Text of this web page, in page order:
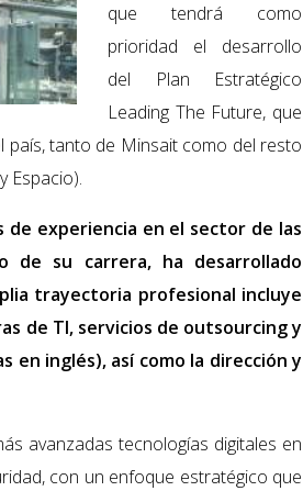
que tendrá como
prioridad el desarrollo
del Plan Estratégico
Leading The Future, que
país, tanto de Minsait como del resto
Espacio).
de experiencia en el sector de las
de su carrera, ha desarrollado
trayectoria profesional incluye
de TI, servicios de outsourcing y
en inglés), así como la dirección y
avanzadas tecnologías digitales en
con un enfoque estratégico que